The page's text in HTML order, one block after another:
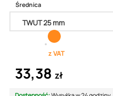
Średnica
z VAT
33,38 zł